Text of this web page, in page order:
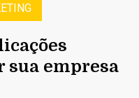
sua empresa